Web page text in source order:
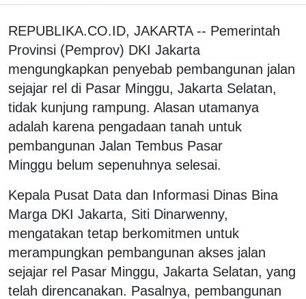
REPUBLIKA.CO.ID, JAKARTA -- Pemerintah
Provinsi (Pemprov) DKI Jakarta
mengungkapkan penyebab pembangunan jalan
sejajar rel di Pasar Minggu, Jakarta Selatan,
tidak kunjung rampung. Alasan utamanya
adalah karena pengadaan tanah untuk
pembangunan Jalan Tembus Pasar
Minggu belum sepenuhnya selesai.
Kepala Pusat Data dan Informasi Dinas Bina
Marga DKI Jakarta, Siti Dinarwenny,
mengatakan tetap berkomitmen untuk
merampungkan pembangunan akses jalan
sejajar rel Pasar Minggu, Jakarta Selatan, yang
telah direncanakan. Pasalnya, pembangunan